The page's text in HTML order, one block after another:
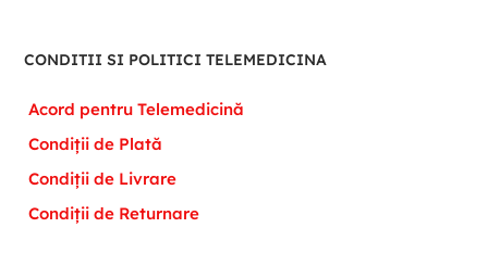
CONDITII SI POLITICI TELEMEDICINA
Acord pentru Telemedicină
Condiții de Plată
Condiții de Livrare
Condiții de Returnare